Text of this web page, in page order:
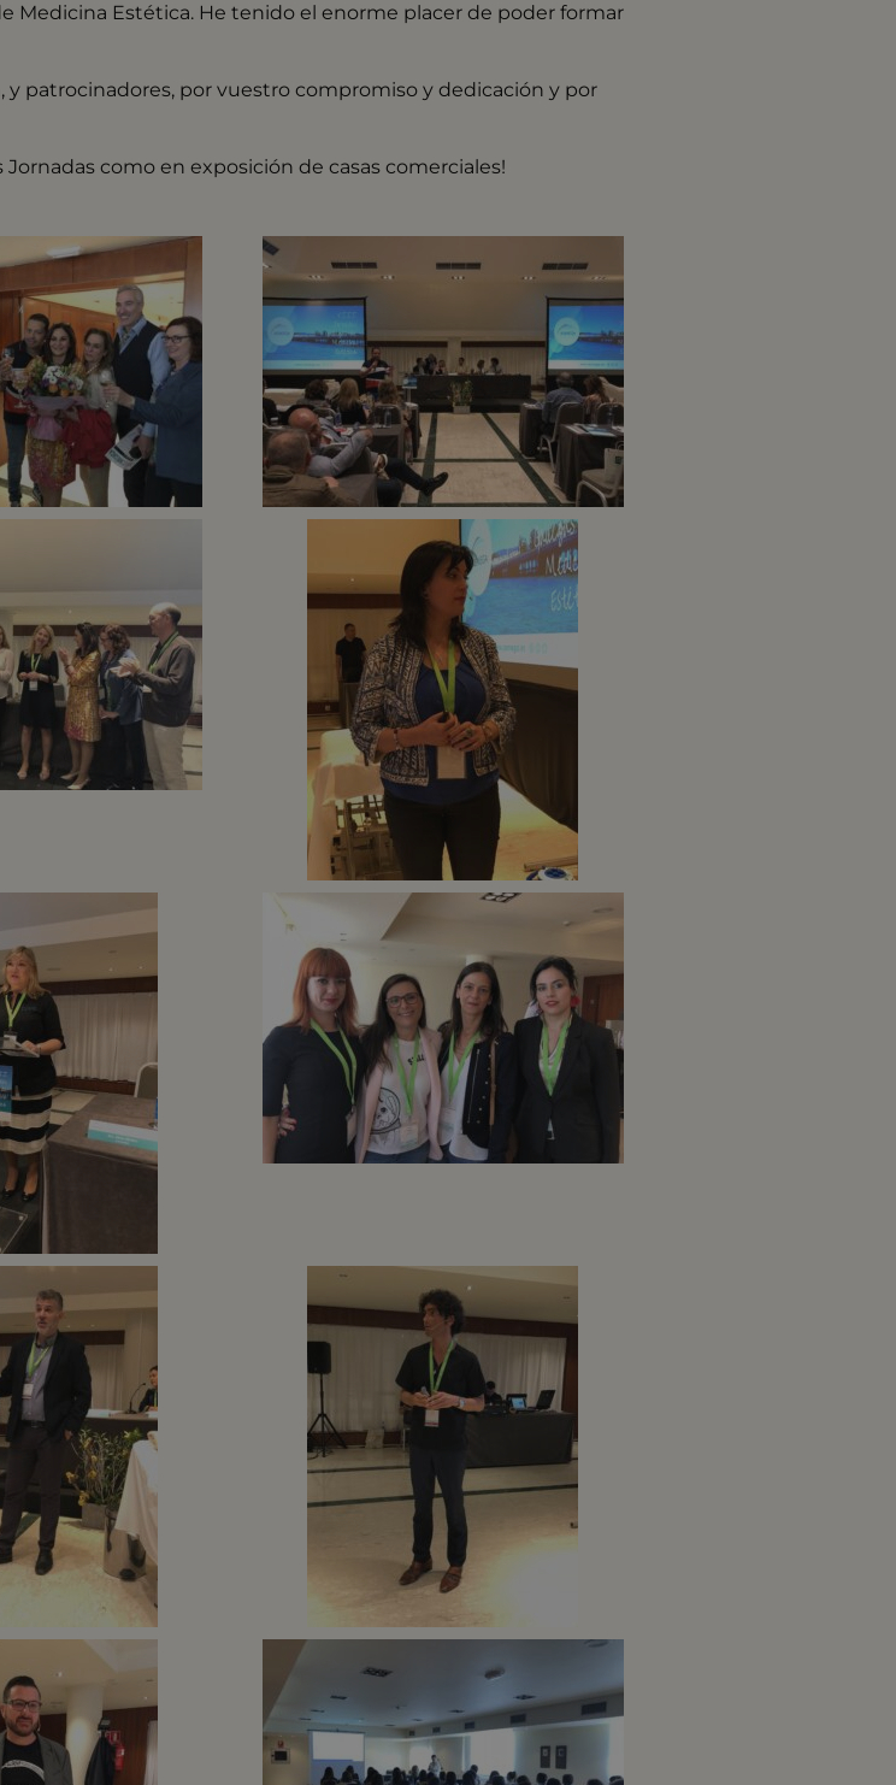
Medicina Estética. He tenido el enorme placer de poder formar
patrocinadores, por vuestro compromiso y dedicación y por
como en exposición de casas comerciales!